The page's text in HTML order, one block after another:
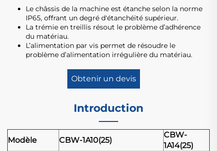
Le châssis de la machine est étanche selon la norme
IP65, offrant un degré d'étanchéité supérieur.
La trémie en treillis résout le problème d’adhérence
du matériau.
L’alimentation par vis permet de résoudre le
problème d’alimentation irrégulière du matériau.
Obtenir un devis
Introduction
Modèle CBW-1A10(25)
CBW-
1A14(25)